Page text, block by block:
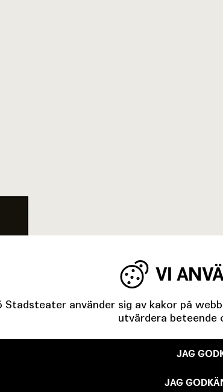
VI
Stadsteater använder sig av kakor på
utvärdera beteende
JAG
JAG